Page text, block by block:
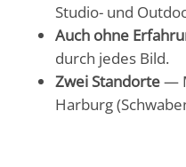
Studio- und
Auch ohne
durch jedes Bild.
Zwei Standorte—
Harburg